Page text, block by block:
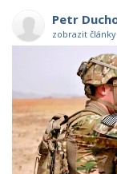
Petr
zobrazit